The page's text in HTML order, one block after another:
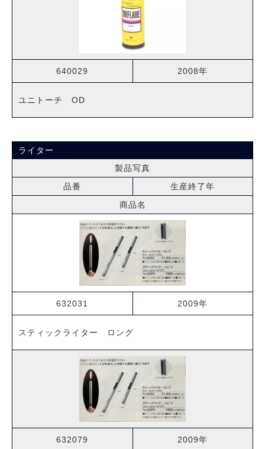
640029
ユニトーチ OD
2008年
ライター
品番
商品名
生産終了年
製品写真
632031
スティックライター ロング
2009年
632079 2009年